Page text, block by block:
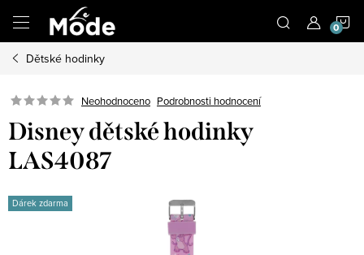
obsah
Dětské hodinky
Neohodnoceno Podrobnosti hodnocení
Disney dětské hodinky
LAS4087
Dárek zdarma